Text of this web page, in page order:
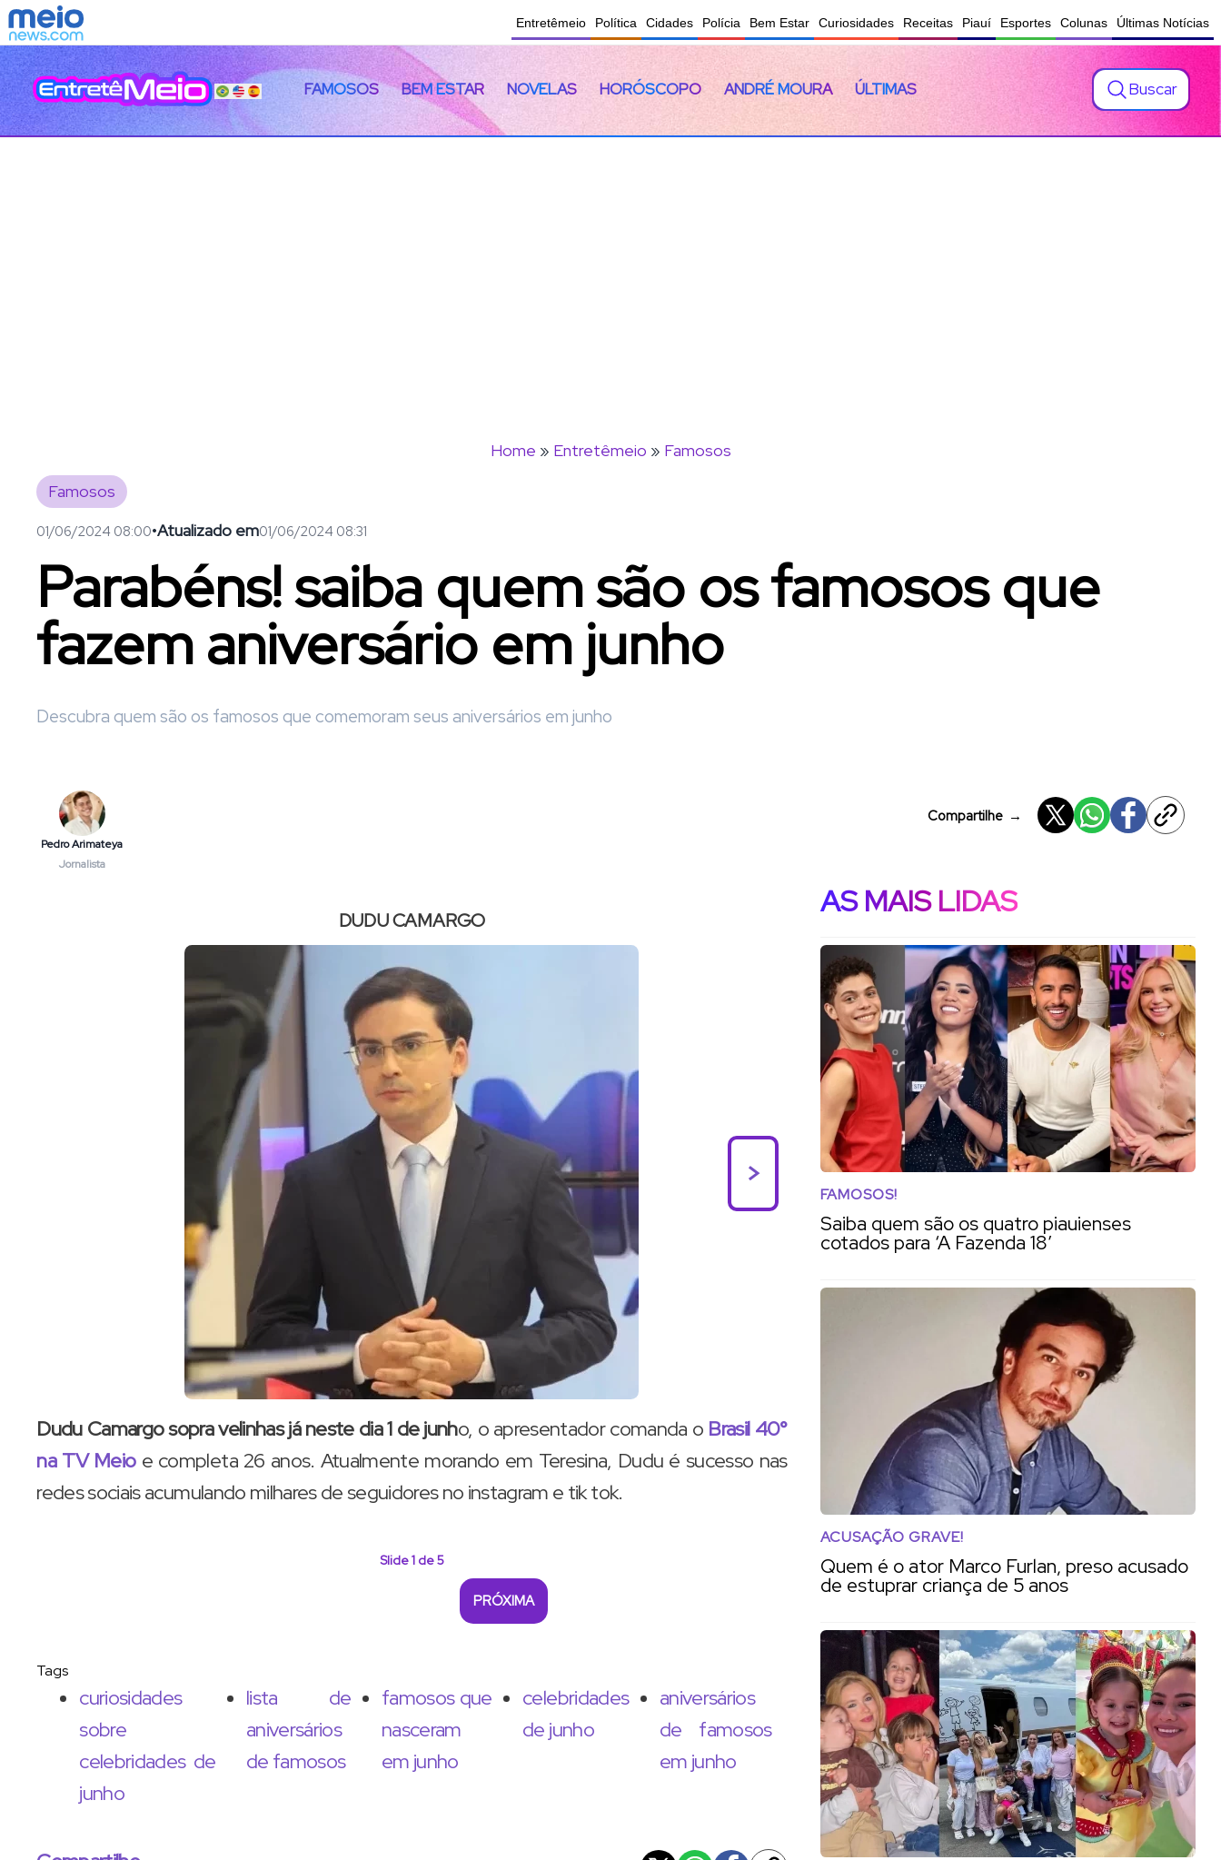
Entretêmeio Política Cidades Polícia Bem Estar Curiosidades Receitas Piauí Esportes Colunas Últimas Notícias
FAMOSOS BEM ESTAR NOVELAS HORÓSCOPO ANDRÉ MOURA ÚLTIMAS Buscar
Home » Entretêmeio » Famosos
Famosos
01/06/2024 08:00•Atualizado em01/06/2024 08:31
Parabéns! saiba quem são os famosos que
fazem aniversário em junho
Descubra quem são os famosos que comemoram seus aniversários em junho
Pedro Arimateya
Jornalista
Compartilhe →
DUDU CAMARGO
>
Dudu Camargo sopra velinhas já neste dia 1 de junho, o apresentador comanda o Brasil 40°
na TV Meio e completa 26 anos. Atualmente morando em Teresina, Dudu é sucesso nas
redes sociais acumulando milhares de seguidores no instagram e tik tok.
Slide 1 de 5
PRÓXIMA
Tags
curiosidades
sobre
celebridades de
junho
lista de
aniversários
de famosos
famosos que
nasceram
em junho
celebridades
de junho
aniversários
de famosos
em junho
AS MAIS LIDAS
FAMOSOS!
Saiba quem são os quatro piauienses
cotados para ‘A Fazenda 18’
ACUSAÇÃO GRAVE!
Quem é o ator Marco Furlan, preso acusado
de estuprar criança de 5 anos